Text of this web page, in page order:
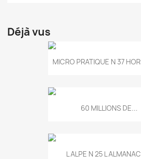
Déjà vus
MICRO PRATIQUE N 37
60 MILLIONS DE...
L ALPE N 25 L